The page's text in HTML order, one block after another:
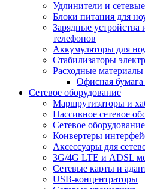
Удлинители и
Блоки питания для
Зарядные
телефонов
Аккумуляторы для
Стабилизаторы
Расходные материалы
Офисная бумага
Сетевое оборудование
Маршрутизаторы и
Пассивное сетевое
Сетевое
Конвертеры
Аксессуары для
3G/4G LTE и ADSL
Сетевые карты и
USB-концентраторы